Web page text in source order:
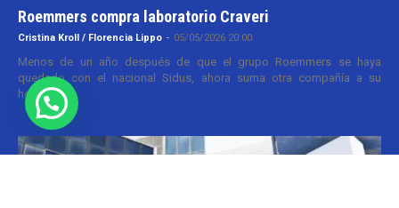
Roemmers compra laboratorio Craveri
Cristina Kroll / Florencia Lippo - 05/05/2026 20:00
Menos de un año después de que el grupo Roemmers se haya
quedado con el nacional Sidus, ahora suma otra compañía a su
holding....